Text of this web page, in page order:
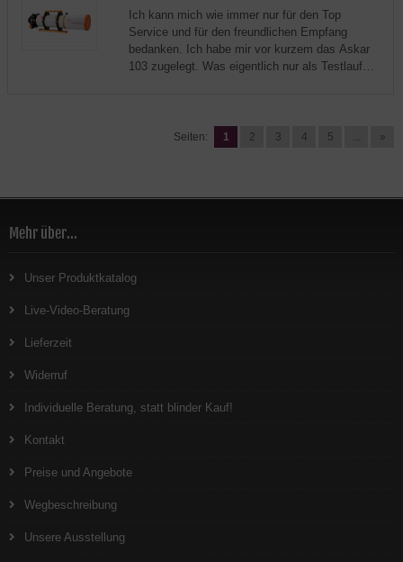
Ich kann mich wie immer nur für den Top
Service und für den freundlichen Empfang
bedanken. Ich habe mir vor kurzem das Askar
103 zugelegt. Was eigentlich nur als Testlauf
Seiten: 1 2 3 4 5 ... »
Mehr über...
Unser Produktkatalog
Live-Video-Beratung
Lieferzeit
Widerruf
Individuelle Beratung, statt blinder Kauf!
Kontakt
Preise und Angebote
Wegbeschreibung
Unsere Ausstellung